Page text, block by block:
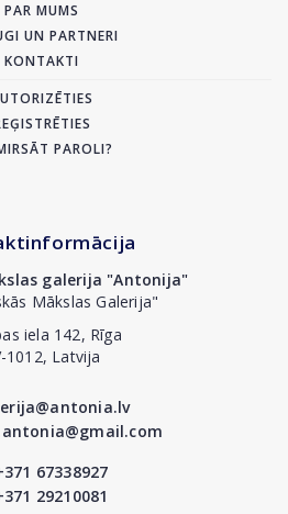
PAR MUMS
UN PARTNERI
KONTAKTI
PAROLI?
galerija "Antonija"
Mākslas Galerija"
iela 142, Rīga
1012, Latvija
67338927
29210081